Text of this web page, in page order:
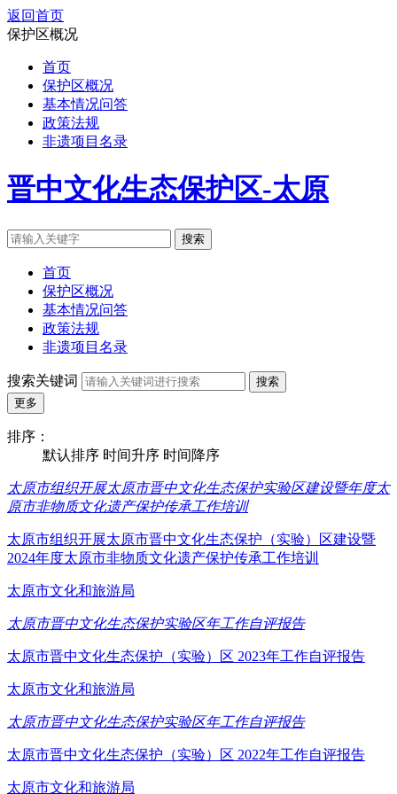
返回首页
保护区概况
首页
保护区概况
基本情况问答
政策法规
非遗项目名录
晋中文化生态保护区-太原
搜索
首页
保护区概况
基本情况问答
政策法规
非遗项目名录
搜索关键词
搜索
更多
排序：
默认排序 时间升序 时间降序
太原市组织开展太原市晋中文化生态保护实验区建设暨年度太
原市非物质文化遗产保护传承工作培训
太原市组织开展太原市晋中文化生态保护（实验）区建设暨
2024年度太原市非物质文化遗产保护传承工作培训
太原市文化和旅游局
太原市晋中文化生态保护实验区年工作自评报告
太原市晋中文化生态保护（实验）区 2023年工作自评报告
太原市文化和旅游局
太原市晋中文化生态保护实验区年工作自评报告
太原市晋中文化生态保护（实验）区 2022年工作自评报告
太原市文化和旅游局